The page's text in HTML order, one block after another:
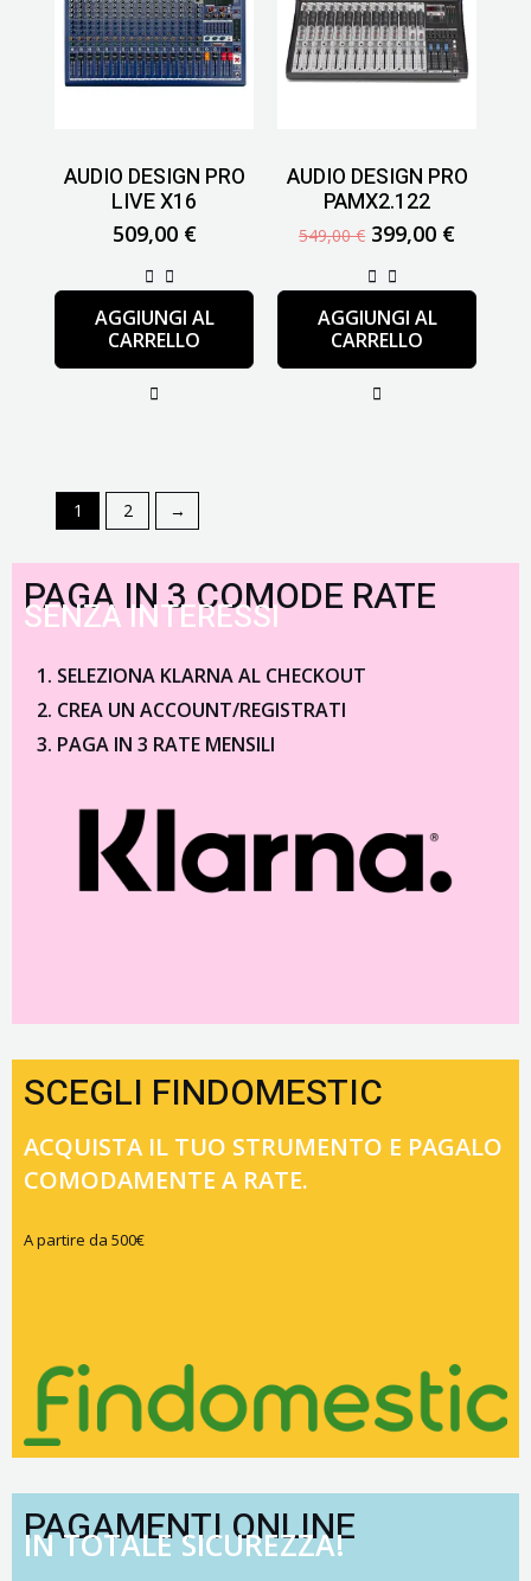
AUDIO DESIGN PRO
LIVE X16
509,00 €
AGGIUNGI AL
CARRELLO
AUDIO DESIGN PRO
PAMX2.122
549,00€
originale
era:
549,00 €.
399,00 €
attuale
è:
399,00
AGGIUNGI AL
CARRELLO
1 2 →
PAGA IN 3 COMODE RATE
SENZA INTERESSI
SELEZIONA KLARNA AL CHECKOUT
CREA UN ACCOUNT/REGISTRATI
PAGA IN 3 RATE MENSILI
SCEGLI FINDOMESTIC
ACQUISTA IL TUO STRUMENTO E PAGALO
COMODAMENTE A RATE.
A partire da 500€
PAGAMENTI ONLINE
IN TOTALE SICUREZZA!